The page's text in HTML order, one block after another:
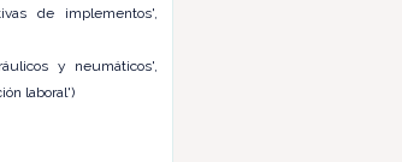
de implementos',
y neumáticos',
laboral')